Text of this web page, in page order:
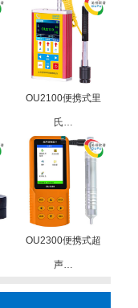
OU2100便携式里
氏…
OU2300便携式超
声…